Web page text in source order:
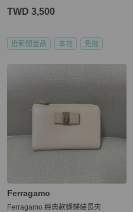
TWD 3,500
近新閒置品 本地 免運
Ferragamo
Ferragamo 經典款蝴蝶結長夾